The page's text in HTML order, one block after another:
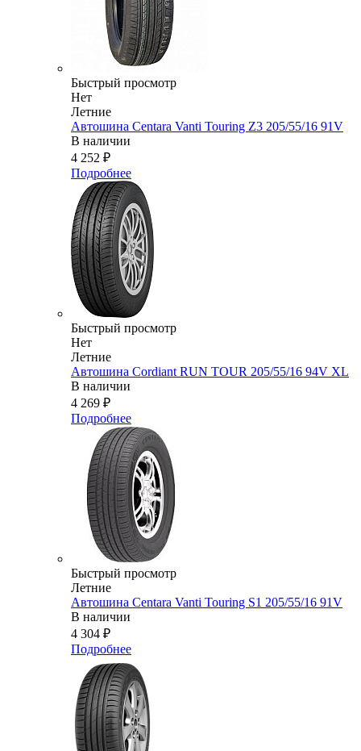
Быстрый просмотр
Нет
Летние
Автошина Centara Vanti Touring Z3 205/55/16 91V
В наличии
4 252 ₽
Подробнее
Быстрый просмотр
Нет
Летние
Автошина Cordiant RUN TOUR 205/55/16 94V XL
В наличии
4 269 ₽
Подробнее
Быстрый просмотр
Летние
Автошина Centara Vanti Touring S1 205/55/16 91V
В наличии
4 304 ₽
Подробнее